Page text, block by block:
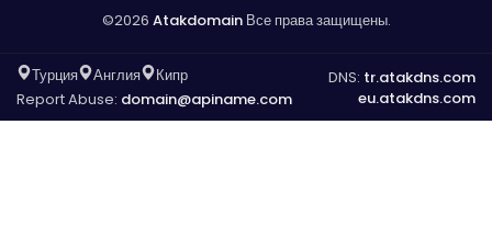
©2026 AtakdomainВсе права защищены.
Турция Англия
Кипр
Report Abuse: domain@apiname.com
DNS: tr.atakdns.com
eu.atakdns.com